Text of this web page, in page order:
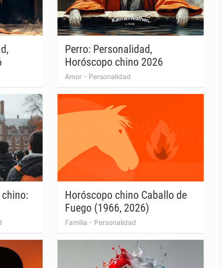
Perro: Personalidad,
Horóscopo chino 2026
Amor - Personalidad
Horóscopo chino Caballo de
Fuego (1966, 2026)
Familia - Personalidad